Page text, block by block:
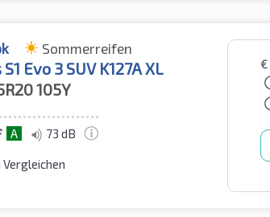
Sommerreifen
Evo 3 SUV K127A XL
105Y
A 73 dB
Vergleichen
€